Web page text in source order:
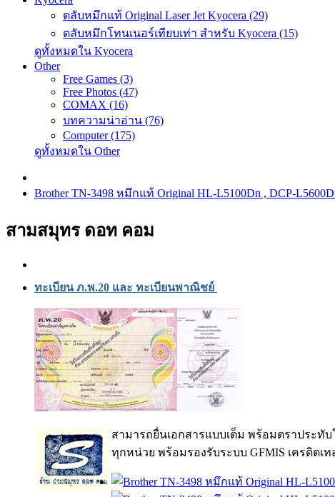
ตลับหมึกแท้ Original Laser Jet Kyocera (29)
ตลับหมึกโทนเนอร์เทียบเท่า สำหรับ Kyocera (15)
ดูทั้งหมดใน Kyocera
Other
Free Games (3)
Free Photos (47)
COMAX (16)
บทความน่าอ่าน (76)
Computer (175)
ดูทั้งหมดใน Other
Brother TN-3498 หมึกแท้ Original HL-L5100Dn , DCP-
สามสมุทร ดอท คอม
ทะเบียน ภ.พ.20 และ ทะเบียนพาณิชย์
สามารถยื่นเอกสารแบบเต็ม พร้อมตราประทั
ทุกหน่วย พร้อมรองรับระบบ GFMIS เครดิตเท